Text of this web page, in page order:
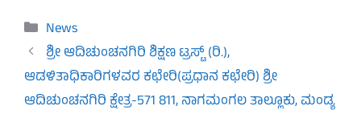
Categories
News
ಶ್ರೀ ಆದಿಚುಂಚನಗಿರಿ ಶಿಕ್ಷಣ ಟ್ರಸ್ಟ್ (ರಿ.),
ಆಡಳಿತಾಧಿಕಾರಿಗಳವರ ಕಛೇರಿ(ಪ್ರಧಾನ ಕಛೇರಿ) ಶ್ರೀ
ಆದಿಚುಂಚನಗಿರಿ ಕ್ಷೇತ್ರ-571 811, ನಾಗಮಂಗಲ ತಾಲ್ಲೂಕು, ಮಂಡ್ಯ